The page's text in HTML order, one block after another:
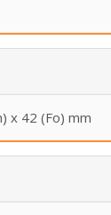
x 42 (Fo) mm